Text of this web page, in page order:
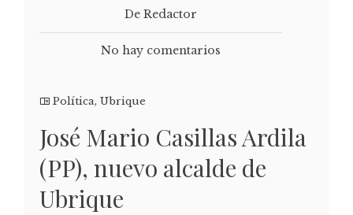
De Redactor
No hay comentarios
Política, Ubrique
José Mario Casillas Ardila
(PP), nuevo alcalde de
Ubrique